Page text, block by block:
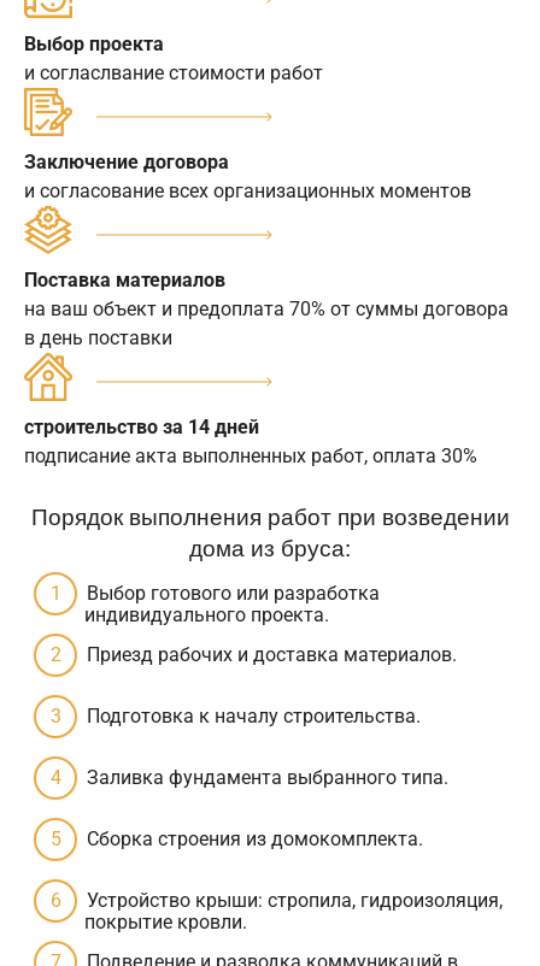
Выбор проекта
и согласлвание стоимости работ
Заключение договора
и согласование всех организационных моментов
Поставка материалов
на ваш объект и предоплата 70% от суммы договора
в день поставки
строительство за 14 дней
подписание акта выполненных работ, оплата 30%
Порядок выполнения работ при возведении
дома из бруса:
Выбор готового или разработка
индивидуального проекта.
Приезд рабочих и доставка материалов.
Подготовка к началу строительства.
Заливка фундамента выбранного типа.
Сборка строения из домокомплекта.
Устройство крыши: стропила, гидроизоляция,
покрытие кровли.